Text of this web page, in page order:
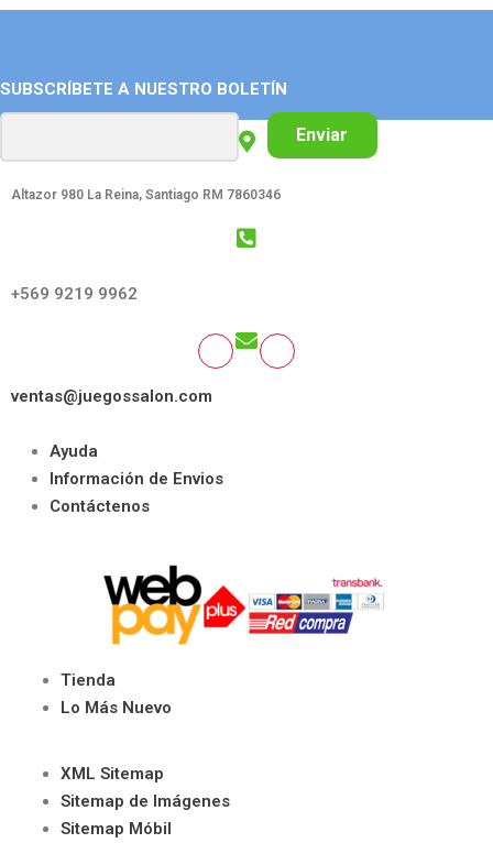
SUBSCRÍBETE A NUESTRO BOLETÍN
Enviar
Altazor 980 La Reina, Santiago RM 7860346
+569 9219 9962
ventas@juegossalon.com
Ayuda
Información de Envios
Contáctenos
Tienda
Lo Más Nuevo
XML Sitemap
Sitemap de Imágenes
Sitemap Móbil